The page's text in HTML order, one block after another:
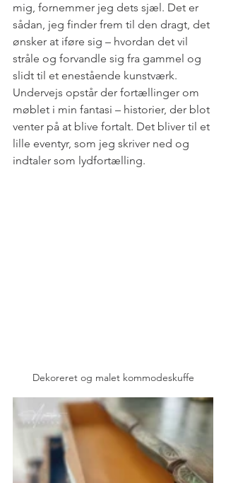
mig, fornemmer jeg dets sjæl. Det er
sådan, jeg finder frem til den dragt, det
ønsker at iføre sig – hvordan det vil
stråle og forvandle sig fra gammel og
slidt til et enestående kunstværk.
Undervejs opstår der fortællinger om
møblet i min fantasi – historier, der blot
venter på at blive fortalt. Det bliver til et
lille eventyr, som jeg skriver ned og
indtaler som lydfortælling.
Dekoreret og malet kommodeskuffe